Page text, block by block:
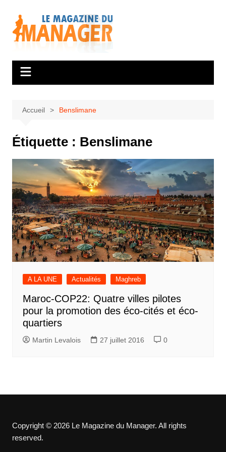
contenu
Accueil Benslimane
Étiquette : Benslimane
A LA UNE Actualités Maghreb
Maroc-COP22: Quatre villes pilotes
pour la promotion des éco-cités et éco-
quartiers
Martin Levalois 27 juillet 2016 0
Copyright © 2026 Le Magazine du Manager. All rights
reserved.